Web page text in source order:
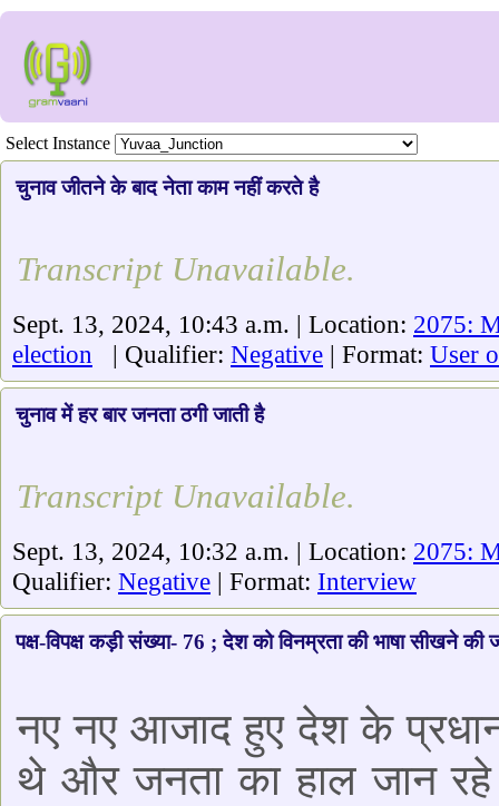
Select Instance
चुनाव जीतने के बाद नेता काम नहीं करते है
Transcript Unavailable.
Sept. 13, 2024, 10:43 a.m. | Location: 2075:
election | Qualifier: Negative | Format: User
चुनाव में हर बार जनता ठगी जाती है
Transcript Unavailable.
Sept. 13, 2024, 10:32 a.m. | Location: 2075:
Qualifier: Negative | Format: Interview
पक्ष-विपक्ष कड़ी संख्या- 76 ; देश को विनम्रता की भाषा सीखने
नए नए आजाद हुए देश के
थे और जनता का हाल जान